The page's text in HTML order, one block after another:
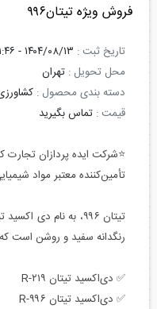
فروش ویژه تیتان۹۹۶
تاریخ ثبت : ۱۴۰۴/۰۸/۱۳ - ۱۱:۴۶
محل تحویل : تهران
دسته بندی محصول :
قیمت : تماس بگیرید
⭐شرکت ایده پردازان تجارت
تأمین‌کننده معتبر مواد
رنگدانه سفید و روشن است که
✅ دی‌اکسید تیتان R-۲۱۹
✅ دی‌اکسید تیتان R-۹۹۶